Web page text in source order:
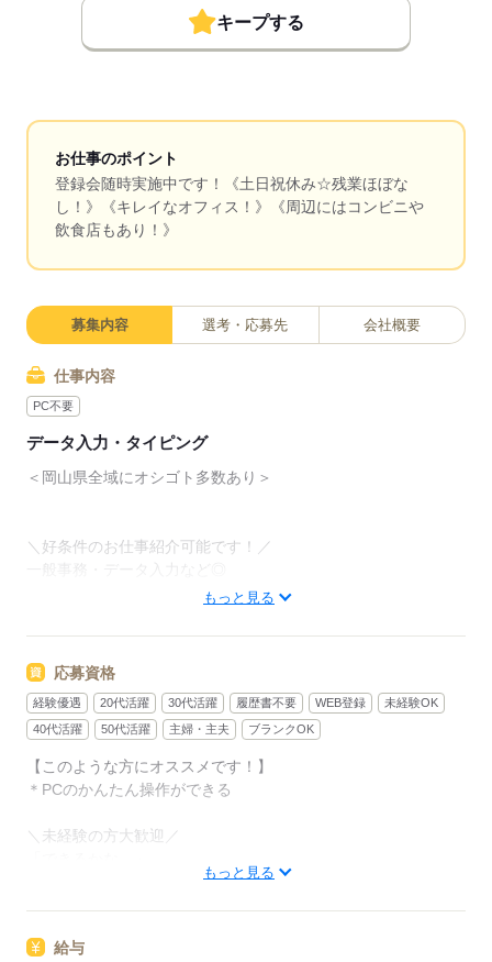
キープする
お仕事のポイント
登録会随時実施中です！《土日祝休み☆残業ほぼな
し！》《キレイなオフィス！》《周辺にはコンビニや
飲食店もあり！》
募集内容 選考・応募先 会社概要
仕事内容
PC不要
データ入力・タイピング
＜岡山県全域にオシゴト多数あり＞
＼好条件のお仕事紹介可能です！／
一般事務・データ入力など◎
直接雇用を目指せるお仕事も多数ございます★
【例えば…】
■こつこつデータ入力
■未経験歓迎の一般事務
■スキルUPを目指す！営業事務 など◎
・PCスキルはタイピングできればOK
（派遣先によって条件は変わります）
もっと見る
応募資格
経験優遇 20代活躍 30代活躍 履歴書不要 WEB登録
未経験OK
40代活躍
50代活躍 主婦・主夫 ブランクOK
【このような方にオススメです！】
＊PCのかんたん操作ができる
＼未経験の方大歓迎／
不安に思われる方もご安心ください。
もっと見る
給与